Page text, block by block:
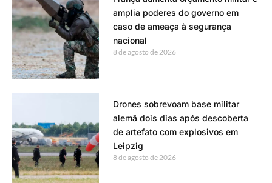
amplia poderes do governo em
caso de ameaça à segurança
nacional
8 de agosto de 2026
Drones sobrevoam base militar
alemã dois dias após descoberta
de artefato com explosivos em
Leipzig
8 de agosto de 2026